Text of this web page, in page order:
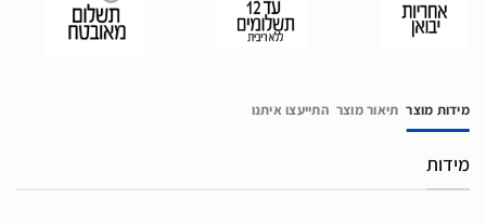
מידות מוצר תיאור מוצר התייעצו איתנו
מידות